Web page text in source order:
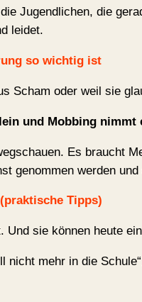
Jugendlichen, die
leidet.
so wichtig ist
Scham oder weil sie
und Mobbing nimmt
Es braucht
genommen werden
Tipps)
sie können heute
nicht mehr in die